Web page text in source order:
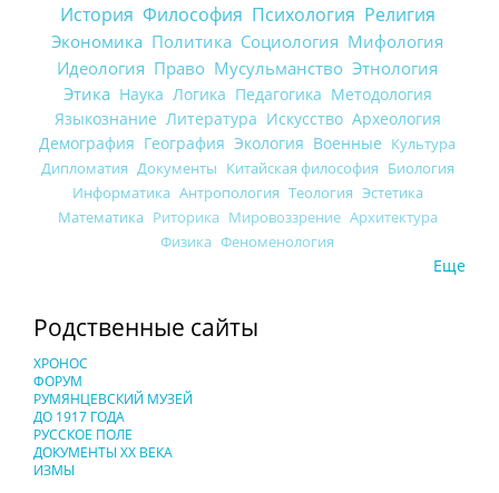
История Философия Психология Религия
Экономика Политика Социология Мифология
Идеология Право Мусульманство Этнология
Этика Наука Логика Педагогика Методология
Языкознание Литература Искусство Археология
Демография География Экология Военные Культура
Дипломатия Документы Китайская философия Биология
Информатика Антропология Теология Эстетика
Математика Риторика Мировоззрение Архитектура
Физика Феноменология
Еще
Родственные сайты
ХРОНОС
ФОРУМ
РУМЯНЦЕВСКИЙ МУЗЕЙ
ДО 1917 ГОДА
РУССКОЕ ПОЛЕ
ДОКУМЕНТЫ XX ВЕКА
ИЗМЫ